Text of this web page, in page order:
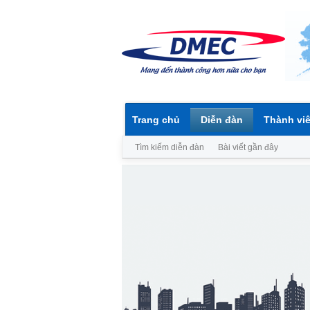
Trang chủ Diễn đàn
Tìm kiếm diễn đàn Bài viết gần đây
Thành